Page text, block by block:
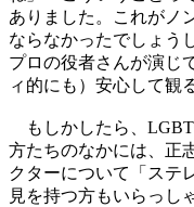
ありました。これがノ
ならなかったでしょう
プロの役者さんが演じ
ィ的にも）安心して観
もしかしたら、
方たちのなかには、正
クターについて「ステ
見を持つ方もいらっし